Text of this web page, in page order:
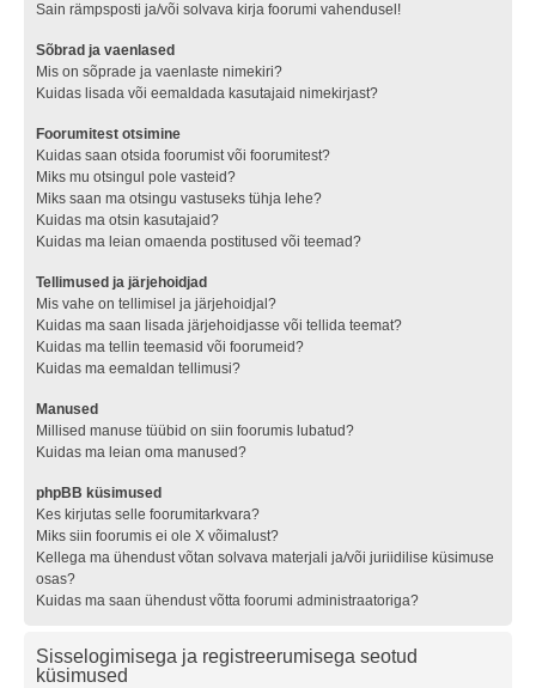
Sain rämpsposti ja/või solvava kirja foorumi vahendusel!
Sõbrad ja vaenlased
Mis on sõprade ja vaenlaste nimekiri?
Kuidas lisada või eemaldada kasutajaid nimekirjast?
Foorumitest otsimine
Kuidas saan otsida foorumist või foorumitest?
Miks mu otsingul pole vasteid?
Miks saan ma otsingu vastuseks tühja lehe?
Kuidas ma otsin kasutajaid?
Kuidas ma leian omaenda postitused või teemad?
Tellimused ja järjehoidjad
Mis vahe on tellimisel ja järjehoidjal?
Kuidas ma saan lisada järjehoidjasse või tellida teemat?
Kuidas ma tellin teemasid või foorumeid?
Kuidas ma eemaldan tellimusi?
Manused
Millised manuse tüübid on siin foorumis lubatud?
Kuidas ma leian oma manused?
phpBB küsimused
Kes kirjutas selle foorumitarkvara?
Miks siin foorumis ei ole X võimalust?
Kellega ma ühendust võtan solvava materjali ja/või juriidilise küsimuse
osas?
Kuidas ma saan ühendust võtta foorumi administraatoriga?
Sisselogimisega ja registreerumisega seotud
küsimused